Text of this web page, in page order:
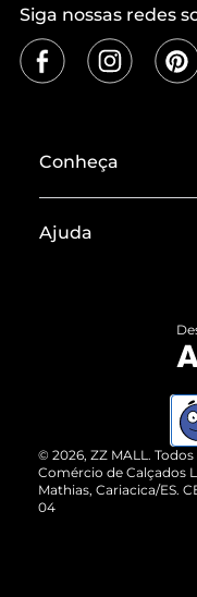
Siga nossas redes
Conheça
Termos de Uso
ZZ MALL é
Cartão Presente
Vendas
Ajuda
Devolução do
Compre pelo
© 2026, ZZ MALL.
Comércio de Calçados
Mathias, Cariacica/ES.
04